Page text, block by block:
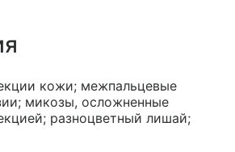
кожи; межпальцевые
микозы, осложненные
разноцветный лишай;